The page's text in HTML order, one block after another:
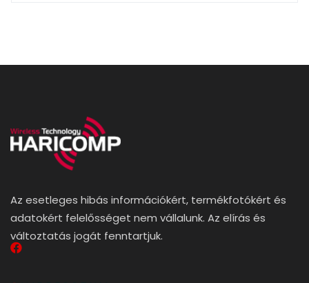
Az esetleges hibás információkért, termékfotókért és
adatokért felelősséget nem vállalunk. Az elírás és
változtatás jogát fenntartjuk.